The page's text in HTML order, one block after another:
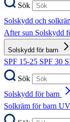
Sök
Solskydd och
After sun Solskydd
Solskydd för barn
SPF 15-25 SPF 30
Sök
Solskydd för barn
Solkräm för barn